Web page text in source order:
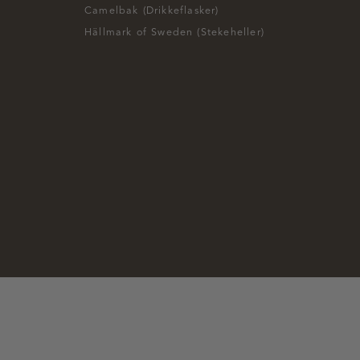
Camelbak (Drikkeflasker)
Hällmark of Sweden (Stekeheller)